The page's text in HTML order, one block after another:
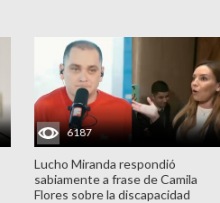
6187
Lucho Miranda respondió
sabiamente a frase de Camila
Flores sobre la discapacidad